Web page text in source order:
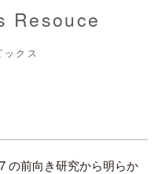
Resouce
ックス
の前向き研究から明らか